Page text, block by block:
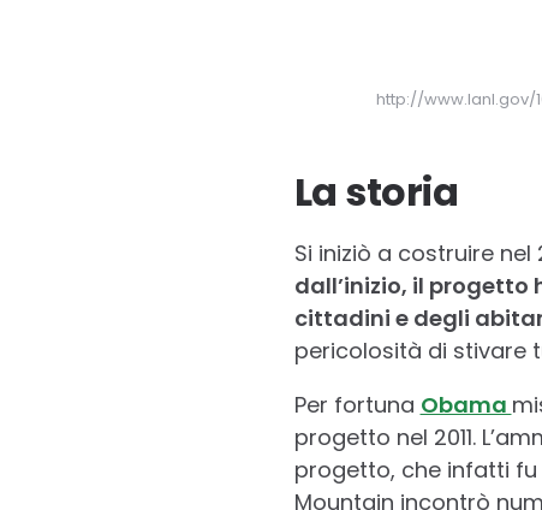
http://www.lanl.gov/
La storia
Si iniziò a costruire nel
dall’inizio, il
cittadini e degli
pericolosità di stivare
Per fortuna Obama
progetto nel 2011.
progetto, che infatti
Mountain incontrò